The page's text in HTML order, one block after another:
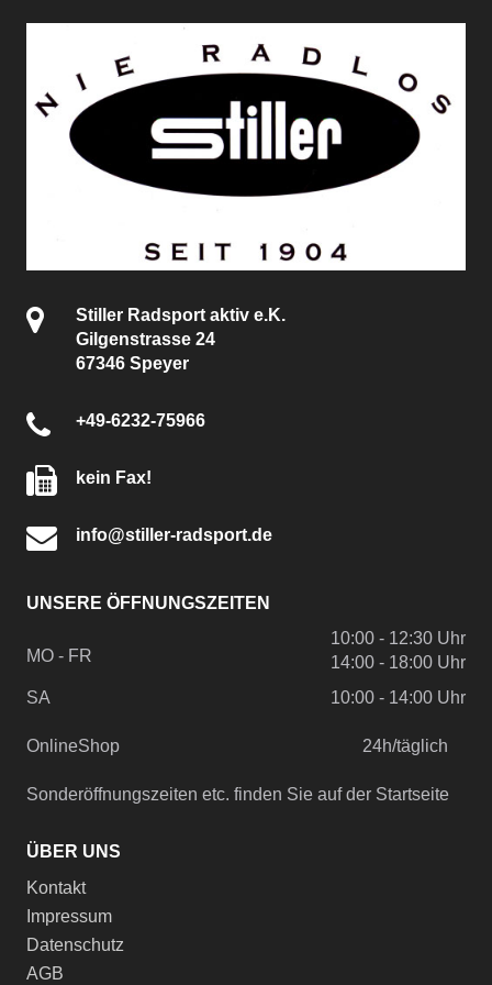
Stiller Radsport aktiv e.K.
Gilgenstrasse 24
67346 Speyer
+49-6232-75966
kein Fax!
info@stiller-radsport.de
UNSERE ÖFFNUNGSZEITEN
MO - FR
10:00 - 12:30 Uhr
14:00 - 18:00 Uhr
SA
10:00 - 14:00 Uhr
OnlineShop 24h/täglich
Sonderöffnungszeiten etc. finden Sie auf der Startseite
ÜBER UNS
Kontakt
Impressum
Datenschutz
AGB